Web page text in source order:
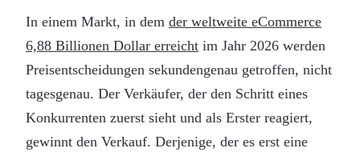
In einem Markt, in dem der weltweite eCommerce
6,88 Billionen Dollar erreicht im Jahr 2026 werden
Preisentscheidungen sekundengenau getroffen, nicht
tagesgenau. Der Verkäufer, der den Schritt eines
Konkurrenten zuerst sieht und als Erster reagiert,
gewinnt den Verkauf. Derjenige, der es erst eine